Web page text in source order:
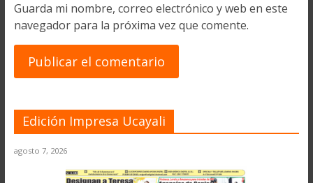
Guarda mi nombre, correo electrónico y web en este
navegador para la próxima vez que comente.
Edición Impresa Ucayali
agosto 7, 2026